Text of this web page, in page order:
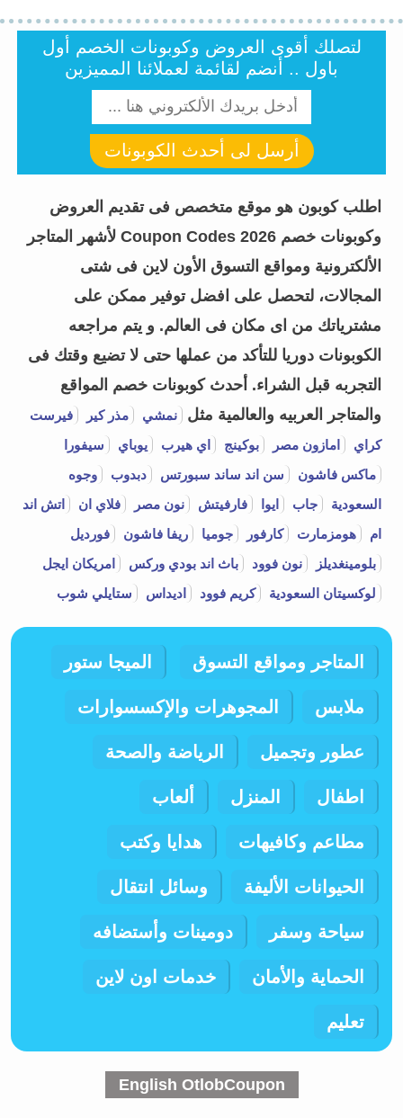
لتصلك أقوى العروض وكوبونات الخصم أول
باول .. أنضم لقائمة لعملائنا المميزين
أرسل لى أحدث الكوبونات
اطلب كوبون هو موقع متخصص فى تقديم العروض
وكوبونات خصم Coupon Codes 2026 لأشهر المتاجر
الألكترونية ومواقع التسوق الأون لاين فى شتى
المجالات، لتحصل على افضل توفير ممكن على
مشترياتك من اى مكان فى العالم. و يتم مراجعه
الكوبونات دوريا للتأكد من عملها حتى لا تضيع وقتك فى
التجربه قبل الشراء. أحدث كوبونات خصم المواقع
والمتاجر العربيه والعالمية مثل
نمشي مذر كير
فيرست
كراي
امازون مصر بوكينج اي هيرب يوباي
سيفورا
ماكس فاشون
سن اند ساند سبورتس دبدوب
وجوه
السعودية
جاب ايوا فارفيتش نون مصر فلاي ان
اتش اند
ام
هومزمارت كارفور جوميا ريفا فاشون
فورديل
بلومينغديلز
نون فوود باث اند بودي وركس
امريكان ايجل
لوكسيتان السعودية
كريم فوود اديداس ستايلي شوب
المتاجر ومواقع التسوق الميجا ستور
ملابس المجوهرات والإكسسوارات
عطور وتجميل الرياضة والصحة
اطفال المنزل ألعاب
مطاعم وكافيهات هدايا وكتب
الحيوانات الأليفة وسائل انتقال
سياحة وسفر دومينات وأستضافه
الحماية والأمان خدمات اون لاين
تعليم
English OtlobCoupon